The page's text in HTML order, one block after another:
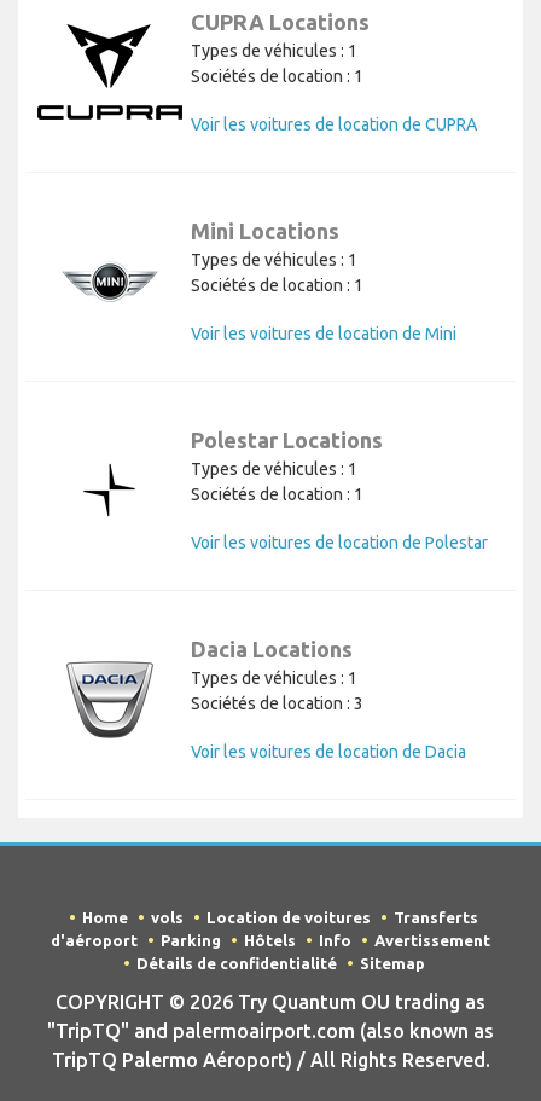
CUPRA Locations
Types de véhicules : 1
Sociétés de location : 1
Voir les voitures de location de CUPRA
Mini Locations
Types de véhicules : 1
Sociétés de location : 1
Voir les voitures de location de Mini
Polestar Locations
Types de véhicules : 1
Sociétés de location : 1
Voir les voitures de location de Polestar
Dacia Locations
Types de véhicules : 1
Sociétés de location : 3
Voir les voitures de location de Dacia
Home vols Location de voitures
Transferts
d'aéroport
Parking Hôtels Info
Avertissement
Détails de confidentialité
Sitemap
COPYRIGHT © 2026 Try Quantum OU trading as
"TripTQ" and palermoairport.com (also known as
TripTQ Palermo Aéroport) / All Rights Reserved.